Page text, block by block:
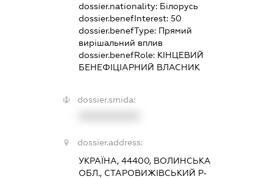
dossier.nationality: Білорусь
dossier.benefInterest:50
dossier.benefType: Прямий
вирішальний вплив
dossier.benefRole: КІНЦЕВИЙ
БЕНЕФІЦІАРНИЙ ВЛАСНИК
dossier.smida:
dossier.address:
УКРАЇНА, 44400, ВОЛИНСЬКА
ОБЛ., СТАРОВИЖІВСЬКИЙ Р-